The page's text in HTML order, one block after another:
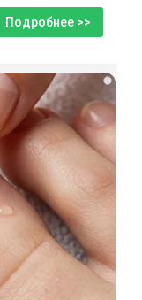
Подробнее >>
i